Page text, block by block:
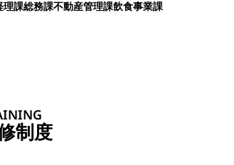
理課総務課不動産管理課飲食事業課
制度